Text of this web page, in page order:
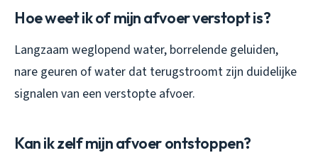
Hoe weet ik of mijn afvoer verstopt is?
Langzaam weglopend water, borrelende geluiden,
nare geuren of water dat terugstroomt zijn duidelijke
signalen van een verstopte afvoer.
Kan ik zelf mijn afvoer ontstoppen?